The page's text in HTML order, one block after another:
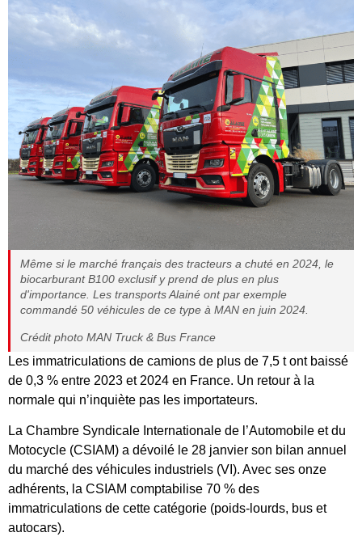
Même si le marché français des tracteurs a chuté en 2024, le
biocarburant B100 exclusif y prend de plus en plus
d'importance. Les transports Alainé ont par exemple
commandé 50 véhicules de ce type à MAN en juin 2024.
Crédit photo MAN Truck & Bus France
Les immatriculations de camions de plus de 7,5 t ont baissé
de 0,3 % entre 2023 et 2024 en France. Un retour à la
normale qui n’inquiète pas les importateurs.
La Chambre Syndicale Internationale de l’Automobile et du
Motocycle (CSIAM) a dévoilé le 28 janvier son bilan annuel
du marché des véhicules industriels (VI). Avec ses onze
adhérents, la CSIAM comptabilise 70 % des
immatriculations de cette catégorie (poids-lourds, bus et
autocars).